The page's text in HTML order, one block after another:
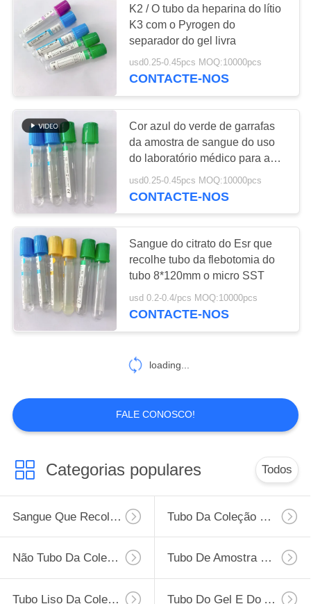
Pro tubo da
coagulação
38
Tubos da pinta
45
Tubo da heparina
do lítio
49
K2 / O tubo da heparina do lítio
K3 com o Pyrogen do
separador do gel livra
usd0.25-0.45pcs MOQ:10000pcs
CONTACTE-NOS
Cor azul do verde de garrafas
da amostra de sangue do uso
do laboratório médico para a
coleção do sangue
usd0.25-0.45pcs MOQ:10000pcs
CONTACTE-NOS
Sangue do citrato do Esr que
recolhe tubo da flebotomia do
tubo 8*120mm o micro SST
usd 0.2-0.4/pcs MOQ:10000pcs
CONTACTE-NOS
loading...
FALE CONOSCO!
Categorias populares Todos
Sangue Que Recolhe O Tubo Tubo Da Coleção Do Sangue Do Vácuo
Não Tubo Da Coleção Do Sangue Do Vácuo Tubo De Amostra Do Vírus
Tubo Liso Da Coleção Do Sangue Tubo Do Gel E Do Ativador Do Coágulo